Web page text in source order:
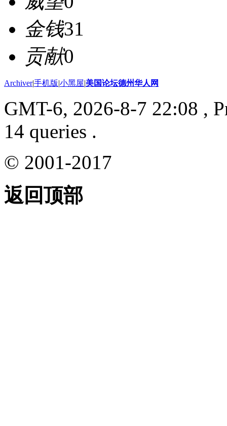
金钱31
贡献0
Archiver|手机版|小黑屋|美国论坛德州华人网
GMT-6, 2026-8-7 22:08 ,
14 queries .
© 2001-2017
返回顶部